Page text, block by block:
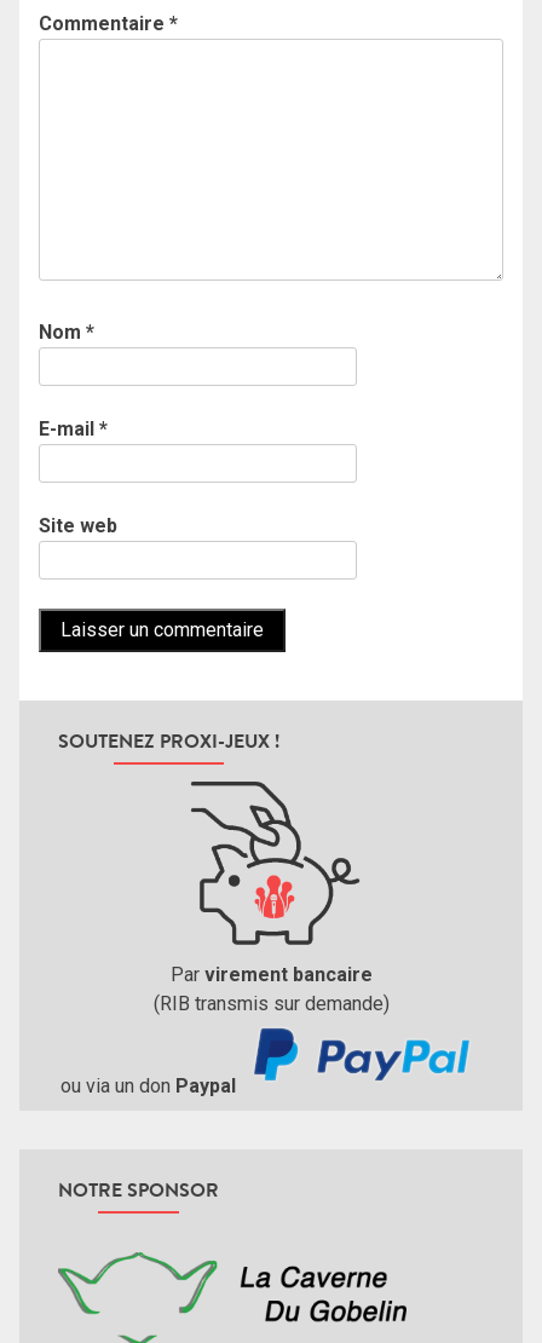
Commentaire *
Nom *
E-mail *
Site web
SOUTENEZ PROXI-JEUX !
Par virement bancaire
(RIB transmis sur demande)
ou via un don Paypal
NOTRE SPONSOR